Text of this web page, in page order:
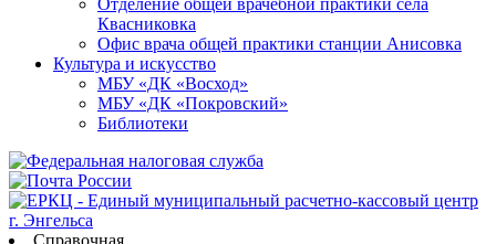
Квасниковка
Офис врача общей практики станции Анисовка
Культура и искусство
МБУ «ДК «Восход»
МБУ «ДК «Покровский»
Библиотеки
Справочная